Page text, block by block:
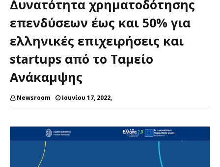
Δυνατότητα χρηματοδότησης
επενδύσεων έως και 50% για
ελληνικές επιχειρήσεις και
startups από το Ταμείο
Ανάκαμψης
Newsroom Ιουνίου 17, 2022,